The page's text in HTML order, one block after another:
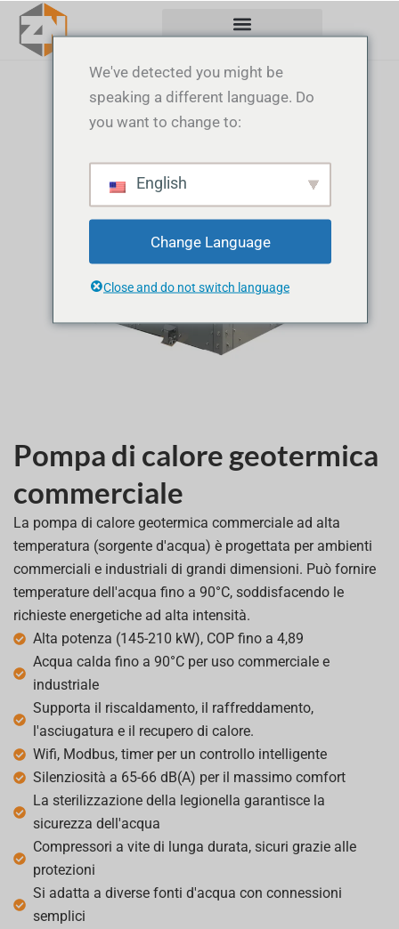
contenuto
Pompa di calore geotermica
commerciale
La pompa di calore geotermica commerciale ad alta
temperatura (sorgente d'acqua) è progettata per ambienti
commerciali e industriali di grandi dimensioni. Può fornire
temperature dell'acqua fino a 90°C, soddisfacendo le
richieste energetiche ad alta intensità.
Alta potenza (145-210 kW), COP fino a 4,89
Acqua calda fino a 90°C per uso commerciale e
industriale
Supporta il riscaldamento, il raffreddamento,
l'asciugatura e il recupero di calore.
Wifi, Modbus, timer per un controllo intelligente
Silenziosità a 65-66 dB(A) per il massimo comfort
La sterilizzazione della legionella garantisce la
sicurezza dell'acqua
Compressori a vite di lunga durata, sicuri grazie alle
protezioni
Si adatta a diverse fonti d'acqua con connessioni
semplici
We've detected you might be
speaking a different language. Do
you want to change to:
English
Change Language
Close and do not switch language